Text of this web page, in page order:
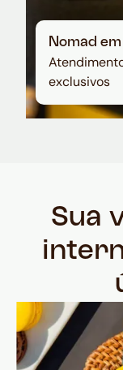
Nomad
exclusivos
Sua